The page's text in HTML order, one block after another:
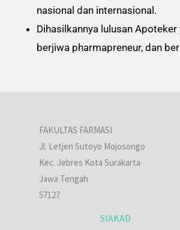
nasional dan internasional.
Dihasilkannya lulusan
berjiwa pharmapreneur, dan
FAKULTAS FARMASI
Jl. Letjen Sutoyo Mojosongo
Kec. Jebres Kota Surakarta
Jawa Tengah
57127
SIAKAD